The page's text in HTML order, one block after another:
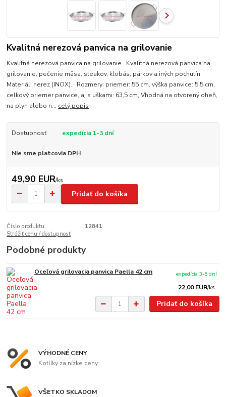
Kvalitná nerezová panvica na grilovanie
Kvalitná nerezová panvica na grilovanie Kvalitná nerezová panvica na
grilovanie, pečenie mäsa, steakov, klobás, párkov a iných pochutín.
Materiál: nerez (INOX). Rozmery: priemer: 55 cm, výška panvice: 5,5 cm,
celkový priemer panvice, aj s uškami: 63,5 cm, Vhodná na otvorený oheň,
na plyn alebo n... celý popis
Dostupnosť expedícia 1-3 dní
Nie sme platcovia DPH
49,90 EUR/ks
Pridať do košíka
Číslo produktu:
12841
Strážiť cenu / dostupnosť
Podobné produkty
Oceľová grilovacia panvica Paella 42 cm
22,00 EUR/ks
expedícia 3-5 dní
Pridať do košíka
VÝHODNÉ CENY
Kotlíky za nízke ceny
VŠETKO SKLADOM